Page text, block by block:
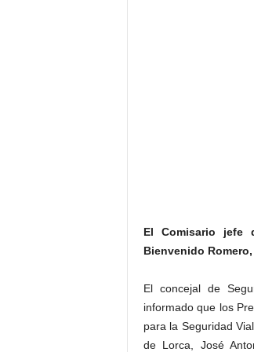
El Comisario jefe
Bienvenido
El concejal de
informado que los
para la Seguridad
de Lorca, José